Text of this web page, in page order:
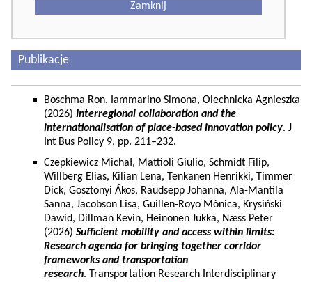
Zamknij
Publikacje
Boschma Ron, Iammarino Simona, Olechnicka Agnieszka
(2026) Interregional collaboration and the
internationalisation of place-based innovation policy. J
Int Bus Policy 9, pp. 211–232.
Czepkiewicz Michał, Mattioli Giulio, Schmidt Filip,
Willberg Elias, Kilian Lena, Tenkanen Henrikki, Timmer
Dick, Gosztonyi Ákos, Raudsepp Johanna, Ala-Mantila
Sanna, Jacobson Lisa, Guillen-Royo Mònica, Krysiński
Dawid, Dillman Kevin, Heinonen Jukka, Næss Peter
(2026) Sufficient mobility and access within limits:
Research agenda for bringing together corridor
frameworks and transportation
research. Transportation Research Interdisciplinary